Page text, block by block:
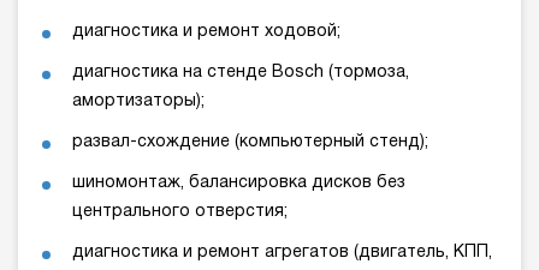
диагностика и ремонт ходовой;
диагностика на стенде Bosch (тормоза,
амортизаторы);
развал-схождение (компьютерный стенд);
шиномонтаж, балансировка дисков без
центрального отверстия;
диагностика и ремонт агрегатов (двигатель, КПП,